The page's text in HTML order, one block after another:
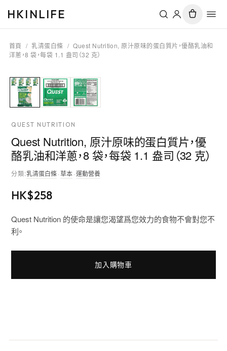
HKINLIFE
首頁 / 乳清蛋白條 / Quest Nutrition, 原汁原味的蛋白質片，優酪乳油和
洋蔥，8 袋，每袋 1.1 盎司（32 克）
QUEST NUTRITION
Quest Nutrition, 原汁原味的蛋白質片，優
酪乳油和洋蔥，8 袋，每袋 1.1 盎司（32 克）
分類:乳清蛋白條·草本·運動營養
HK$258
Quest Nutrition 的使命是讓您渴望爲您效力的食物不會對您不
利。
加入購物車